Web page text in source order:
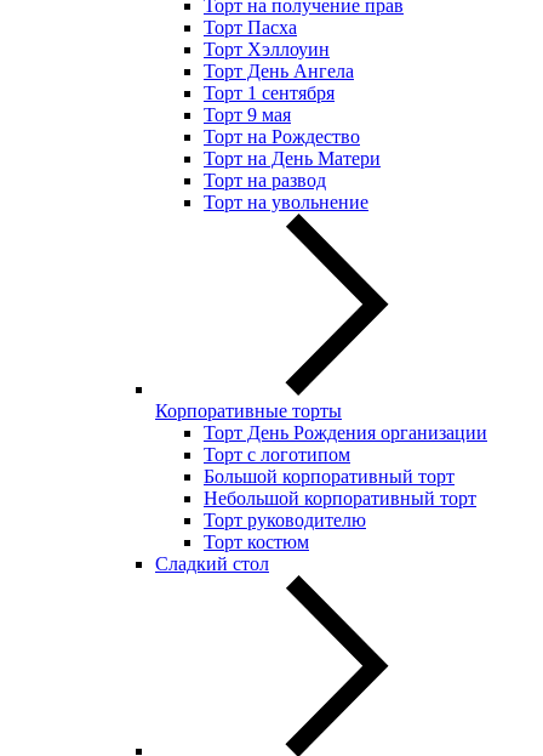
Торт на получение прав
Торт Пасха
Торт Хэллоуин
Торт День Ангела
Торт 1 сентября
Торт 9 мая
Торт на Рождество
Торт на День Матери
Торт на развод
Торт на увольнение
Корпоративные торты
Торт День Рождения организации
Торт с логотипом
Большой корпоративный торт
Небольшой корпоративный торт
Торт руководителю
Торт костюм
Сладкий стол